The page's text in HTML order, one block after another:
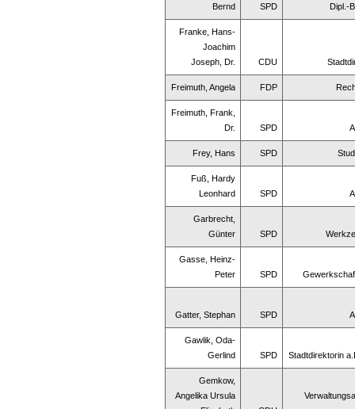
Bernd
SPD Dipl.-
Franke, Hans-
Joachim
Joseph, Dr.
CDU
Freimuth, Angela FDP
Freimuth, Frank,
Dr.
SPD
Frey, Hans SPD
Fuß, Hardy
Leonhard
SPD
Garbrecht,
Günter
SPD
Gasse, Heinz-
Peter
SPD
Gatter, Stephan SPD
Gawlik, Oda-
Gerlind
SPD Stadtdirektorin
Gemkow,
Angelika Ursula